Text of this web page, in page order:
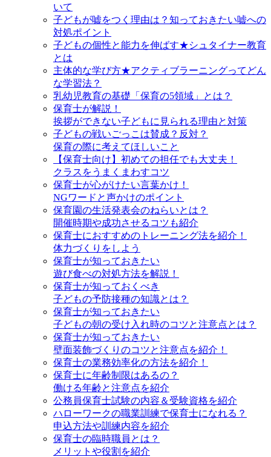
いて
子どもが嘘をつく理由は？知っておきたい嘘への
対処ポイント
子どもの個性と能力を伸ばす★シュタイナー教育
とは
主体的な学び方★アクティブラーニングってどん
な学習法？
乳幼児教育の基礎「保育の5領域」とは？
保育士が解説！
挨拶ができない子どもに見られる理由と対策
子どもの戦いごっこは賛成？反対？
保育の際に考えてほしいこと
【保育士向け】初めての担任でも大丈夫！
クラスをうまくまわすコツ
保育士が心がけたい言葉かけ！
NGワードと声かけのポイント
保育園の生活発表会のねらいとは？
開催時期や成功させるコツも紹介
保育士におすすめのトレーニング法を紹介！
体力づくりをしよう
保育士が知っておきたい
遊び食べの対処方法を解説！
保育士が知っておくべき
子どもの予防接種の知識とは？
保育士が知っておきたい
子どもの朝の受け入れ時のコツと注意点とは？
保育士が知っておきたい
壁面装飾づくりのコツと注意点を紹介！
保育士の業務効率化の方法を紹介！
保育士に年齢制限はあるの？
働ける年齢と注意点を紹介
公務員保育士試験の内容＆受験資格を紹介
ハローワークの職業訓練で保育士になれる？
申込方法や訓練内容を紹介
保育士の臨時職員とは？
メリットや役割を紹介